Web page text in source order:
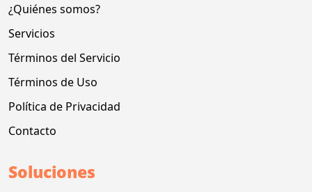
¿Quiénes somos?
Servicios
Términos del Servicio
Términos de Uso
Política de Privacidad
Contacto
Soluciones